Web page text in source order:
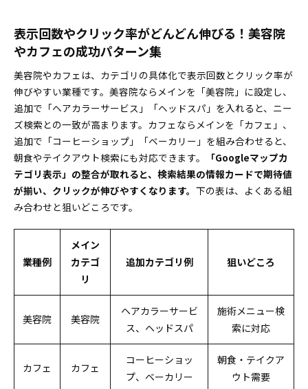
っかり補足する方法
編集NG・反映不可のピンチを乗り越えるトラブル
カテゴリと関連キーワードを味方につけ検索意図で集
客を最大化
キーワード戦略の基本！カテゴリごとの使い分け
と自然な強化ポイント
MEO対策のカテゴリ設定に迷ったときのよくある質
問・すぐ役立つQ&A
実務で必ず出る悩みをずばっと一問一答
表示回数やクリック率がどんどん伸びる！美容院
やカフェの成功パターン集
美容院やカフェは、カテゴリの具体化で表示回数とクリック率が
伸びやすい業種です。美容院ならメインを「美容院」に設定し、
追加で「ヘアカラーサービス」「ヘッドスパ」を入れると、ニー
ズ検索との一致が高まります。カフェならメインを「カフェ」、
追加で「コーヒーショップ」「ベーカリー」を組み合わせると、
朝食やテイクアウト検索にも対応できます。
「Googleマップカ
テゴリ表示」の整合が取れると、検索結果の情報カードで期待値
が揃い、クリックが伸びやすくなります。 下の表は、よくある組
み合わせと狙いどころです。
業種例
メイン
カテゴ
リ
追加カテゴリ例 狙いどころ
美容院 美容院
ヘアカラーサービ
ス、ヘッドスパ
施術メニュー検
索に対応
カフェ カフェ
コーヒーショッ
プ、ベーカリー
朝食・テイクア
ウト需要